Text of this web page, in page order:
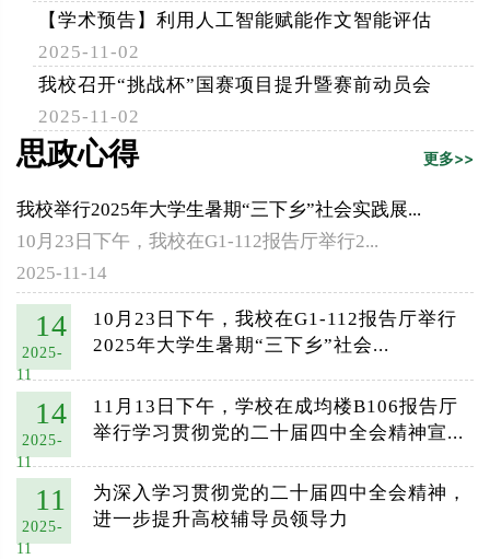
【学术预告】利用人工智能赋能作文智能评估
2025-11-02
我校召开“挑战杯”国赛项目提升暨赛前动员会
2025-11-02
思政心得 更多>>
我校举行2025年大学生暑期“三下乡”社会实践展...
10月23日下午，我校在G1-112报告厅举行2...
2025-11-14
14
2025-
11
10月23日下午，我校在G1-112报告厅举行
2025年大学生暑期“三下乡”社会...
14
2025-
11
11月13日下午，学校在成均楼B106报告厅
举行学习贯彻党的二十届四中全会精神宣...
11
2025-
11
为深入学习贯彻党的二十届四中全会精神，
进一步提升高校辅导员领导力